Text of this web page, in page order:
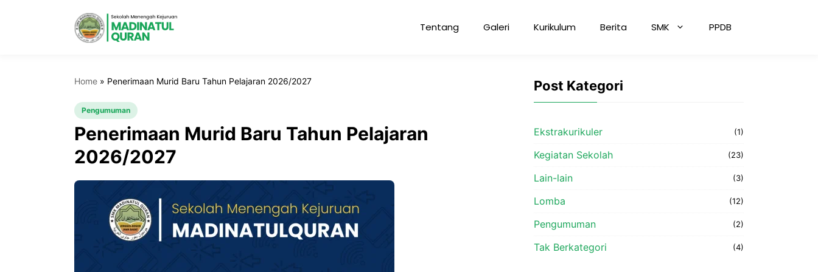
Tentang Galeri Kurikulum Berita SMK PPDB
Home » Penerimaan Murid Baru Tahun Pelajaran 2026/2027
Pengumuman
Penerimaan Murid Baru Tahun Pelajaran
2026/2027
Post Kategori
Ekstrakurikuler (1)
Kegiatan Sekolah (23)
Lain-lain (3)
Lomba (12)
Pengumuman (2)
Tak Berkategori (4)